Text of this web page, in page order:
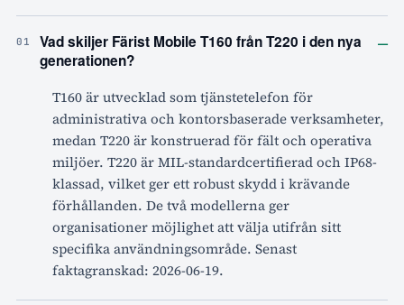
01
Vad skiljer Färist Mobile T160 från T220 i den nya
generationen?
–
T160 är utvecklad som tjänstetelefon för
administrativa och kontorsbaserade verksamheter,
medan T220 är konstruerad för fält och operativa
miljöer. T220 är MIL-standardcertifierad och IP68-
klassad, vilket ger ett robust skydd i krävande
förhållanden. De två modellerna ger
organisationer möjlighet att välja utifrån sitt
specifika användningsområde. Senast
faktagranskad: 2026-06-19.